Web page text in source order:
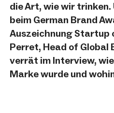
die Art, wie wir
beim German Brand
Auszeichnung Startup
Perret, Head of Global
verrät im Interview,
Marke wurde und